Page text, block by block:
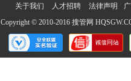
关于我们 人才招聘 法律声明
Copyright © 2010-2016 搜管网